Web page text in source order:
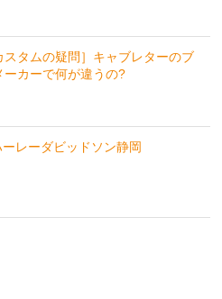
スタムの疑問］キャブレターのブ
ーカーで何が違うの?
レーダビッドソン静岡